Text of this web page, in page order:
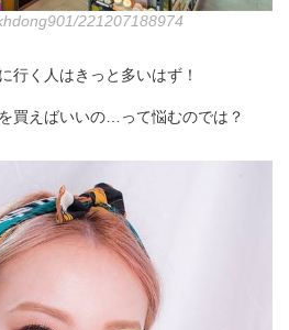
221207188974
行く人はきっと多いはず！
買えばいいの…って悩むのでは？